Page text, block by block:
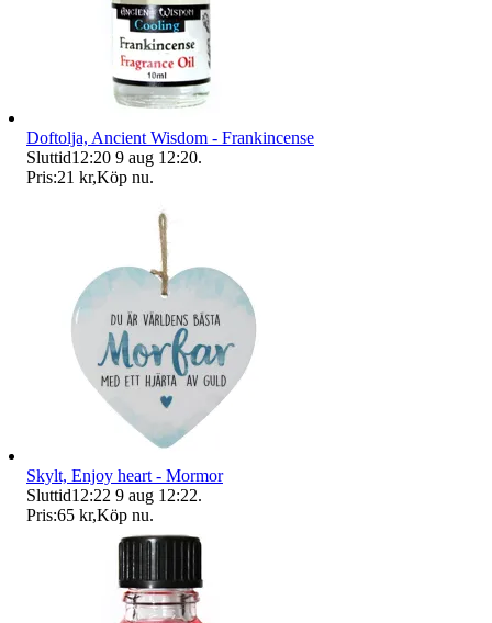
Doftolja, Ancient Wisdom - Frankincense
Sluttid12:20 9 aug 12:20.
Pris:21 kr,Köp nu.
Skylt, Enjoy heart - Mormor
Sluttid12:22 9 aug 12:22.
Pris:65 kr,Köp nu.